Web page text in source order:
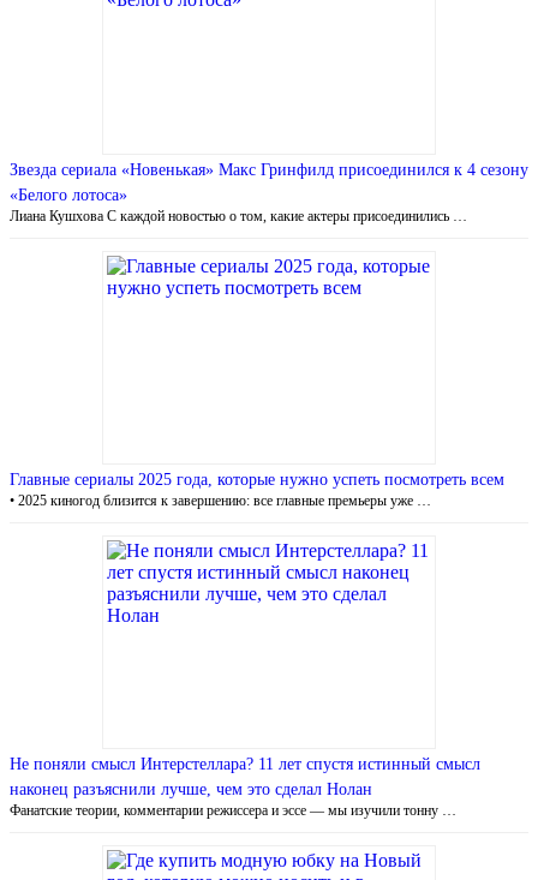
Звезда сериала «Новенькая» Макс Гринфилд присоединился к 4 сезону
«Белого лотоса»
Лиана Кушхова С каждой новостью о том, какие актеры присоединились …
Главные сериалы 2025 года, которые нужно успеть посмотреть всем
• 2025 киногод близится к завершению: все главные премьеры уже …
Не поняли смысл Интерстеллара? 11 лет спустя истинный смысл
наконец разъяснили лучше, чем это сделал Нолан
Фанатские теории, комментарии режиссера и эссе — мы изучили тонну …